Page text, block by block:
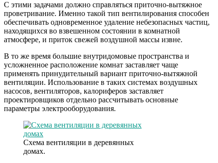
С этими задачами должно справляться приточно-вытяжное
проветривание. Именно такой тип вентилирования способен
обеспечивать одновременное удаление небезопасных частиц,
находящихся во взвешенном состоянии в комнатной
атмосфере, и приток свежей воздушной массы извне.
В то же время большие внутридомовые пространства и
усложненное расположение комнат заставляет чаще
применять принудительный вариант приточно-вытяжной
вентиляции. Использование в таких системах воздушных
насосов, вентиляторов, калориферов заставляет
проектировщиков отдельно рассчитывать основные
параметры электрооборудования.
Схема вентиляции в деревянных
домах.